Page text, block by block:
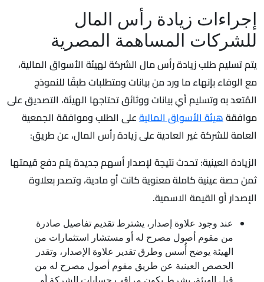
إجراءات زيادة رأس المال
للشركات المساهمة المصرية
يتم تسليم طلب زيادة رأس مال الشركة لهيئة الأسواق المالية،
مع الوفاء بإنهاء ما ورد من بيانات ومتطلبات طبقًا للنموذج
المُتعد به وتسليم أي بيانات ووثائق تحتاجها الهيئة، التصديق على
موافقةهيئة الأسواق الماليةعلى الطلب وموافقة الجمعية
العامة للشركة غير العادية على زيادة رأس المال، عن طريق:
الزيادة العينية: تحدث نتيجة لإصدار أسهم جديدة يتم دفع قيمتها
ثمن حصة عينية كاملة معنوية كانت أو مادية، وتصدر بعلاوة
الإصدار أو القيمة الاسمية.
عند وجود علاوة إصدار، يشترط تقديم تفاصيل صادرة
من مقوم أصول مصرح له أو مستشار استثمارات من
الهيئة يوضح أُسس وطرق تقدير علاوة الإصدار، وتقدر
الحصص العينية عن طريق مقوم أصول مصرح له من